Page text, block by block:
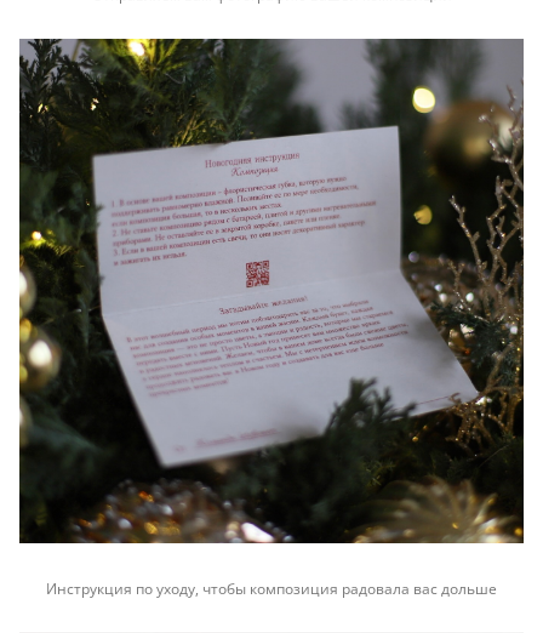
Инструкция по уходу, чтобы композиция радовала вас дольше